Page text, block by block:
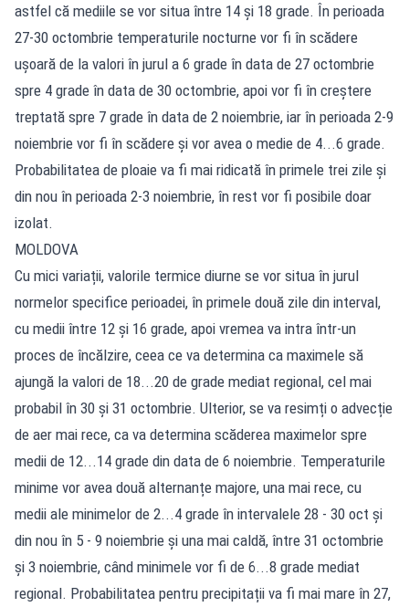
astfel că mediile se vor situa între 14 și 18 grade. În perioada
27-30 octombrie temperaturile nocturne vor fi în scădere
ușoară de la valori în jurul a 6 grade în data de 27 octombrie
spre 4 grade în data de 30 octombrie, apoi vor fi în creștere
treptată spre 7 grade în data de 2 noiembrie, iar în perioada 2-9
noiembrie vor fi în scădere și vor avea o medie de 4...6 grade.
Probabilitatea de ploaie va fi mai ridicată în primele trei zile și
din nou în perioada 2-3 noiembrie, în rest vor fi posibile doar
izolat.
MOLDOVA
Cu mici variații, valorile termice diurne se vor situa în jurul
normelor specifice perioadei, în primele două zile din interval,
cu medii între 12 și 16 grade, apoi vremea va intra într-un
proces de încălzire, ceea ce va determina ca maximele să
ajungă la valori de 18...20 de grade mediat regional, cel mai
probabil în 30 și 31 octombrie. Ulterior, se va resimți o advecție
de aer mai rece, ca va determina scăderea maximelor spre
medii de 12...14 grade din data de 6 noiembrie. Temperaturile
minime vor avea două alternanțe majore, una mai rece, cu
medii ale minimelor de 2...4 grade în intervalele 28 - 30 oct și
din nou în 5 - 9 noiembrie și una mai caldă, între 31 octombrie
și 3 noiembrie, când minimele vor fi de 6...8 grade mediat
regional. Probabilitatea pentru precipitații va fi mai mare în 27,